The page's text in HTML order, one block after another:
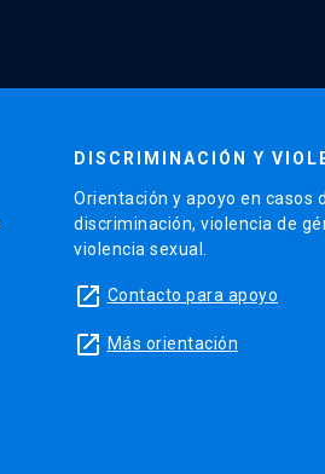
DISCRIMINACIÓN Y
Orientación y apoyo en casos
discriminación, violencia de
violencia sexual.
launch Contacto para apoyo
launch Más orientación